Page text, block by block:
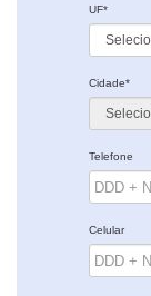
UF*
Cidade*
Telefone
Celular